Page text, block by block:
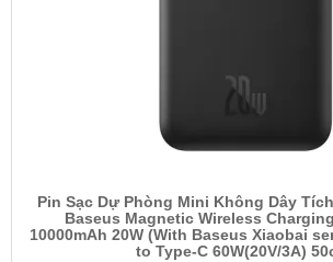
Pin Sạc Dự Phòng Mini Không Dây
Baseus Magnetic Wireless
10000mAh 20W (With Baseus Xiaobai
to Type-C 60W(20V/3A)